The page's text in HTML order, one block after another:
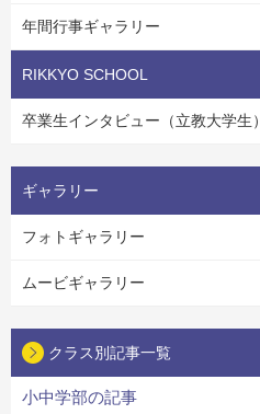
年間行事ギャラリー
RIKKYO SCHOOL
卒業生インタビュー（立教大学生）
ギャラリー
フォトギャラリー
ムービギャラリー
クラス別記事一覧
小中学部の記事